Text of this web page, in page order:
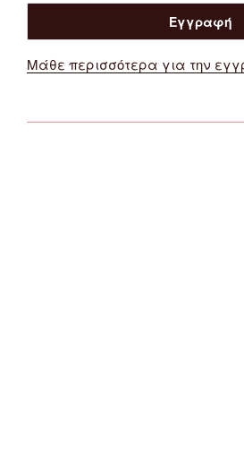
Μάθε περισσότερα για την